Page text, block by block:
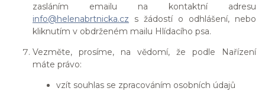
zasláním emailu na kontaktní adresu
info@helenabrtnicka.cz s žádostí o odhlášení, nebo
kliknutím v obdrženém mailu Hlídacího psa.
Vezměte, prosíme, na vědomí, že podle Nařízení
máte právo:
vzít souhlas se zpracováním osobních údajů